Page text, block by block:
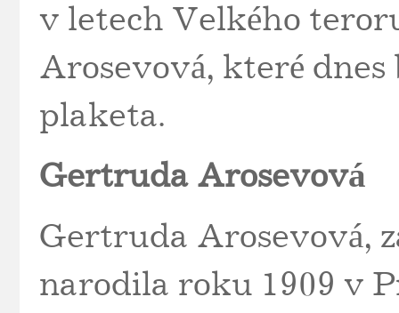
v letech Velkého
Arosevová, které
plaketa.
Gertruda Arosevová
Gertruda Arosevová,
narodila roku 1909 v